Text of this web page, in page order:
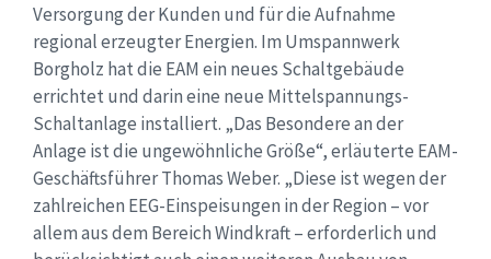
Versorgung der Kunden und für die Aufnahme
regional erzeugter Energien. Im Umspannwerk
Borgholz hat die EAM ein neues Schaltgebäude
errichtet und darin eine neue Mittelspannungs-
Schaltanlage installiert. „Das Besondere an der
Anlage ist die ungewöhnliche Größe“, erläuterte EAM-
Geschäftsführer Thomas Weber. „Diese ist wegen der
zahlreichen EEG-Einspeisungen in der Region – vor
allem aus dem Bereich Windkraft – erforderlich und